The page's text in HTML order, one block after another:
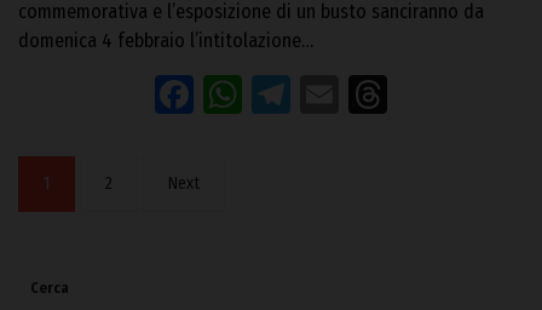
commemorativa e l’esposizione di un busto sanciranno da
domenica 4 febbraio l’intitolazione…
Facebook
WhatsApp
Telegram
Email
1 2 Next
Cerca